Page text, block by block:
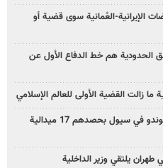
الإيرانية-العُمانية سوى قضية أو
الحدودية هم خط الدفاع الأول عن
ما زالت القضية الأولى للعالم الإسلامي
تألق المنتخب الايراني للتايكوندو في سيول بحصدهم 17 ميدالية
طهران يلتقي وزير الداخلية